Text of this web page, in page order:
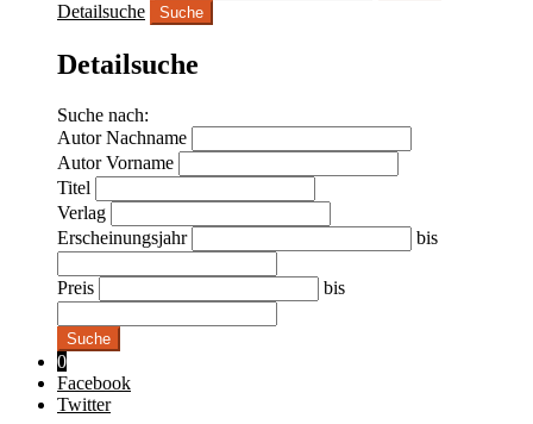
Detailsuche
Suche
Detailsuche
Suche nach:
Autor Nachname
Autor Vorname
Titel
Verlag
Erscheinungsjahr
bis
Preis bis
Suche
0
Facebook
Twitter